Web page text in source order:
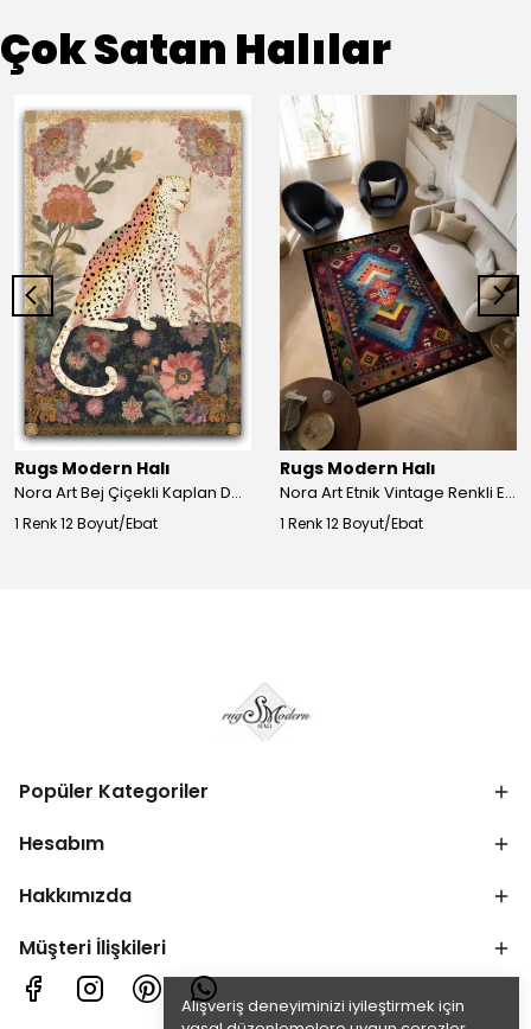
Alışveriş deneyiminizi iyileştirmek için
Çok Satan Halılar
Rugs Modern Halı
Nora Art Bej Çiçekli Kaplan Desenli Dokuma Taban Dekoratif Salon Halısı 61
1 Renk 12 Boyut/Ebat
Rugs Modern Halı
Nora Art Etnik Vintage Renkli Eskitme Dokuma Taban Dekoratif Salon Halısı 63
1 Renk 12 Boyut/Ebat
Popüler Kategoriler
Hesabım
Hakkımızda
Müşteri İlişkileri